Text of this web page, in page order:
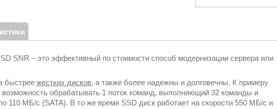
SNR – это эффективный по стоимости способ модернизации сервера или
быстрее жестких дисков, а также более надежны и долговечны. К примеру
обрабатывать 1 поток команд, выполняющий 32 команды и
110 МБ/с (SATA). В то же время SSD диск работает на скорости 550 МБ/с и